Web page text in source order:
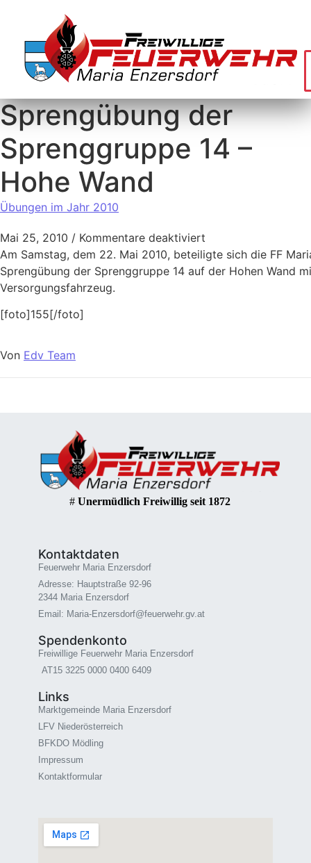
Sprengübung der
Sprenggruppe 14 –
Hohe Wand
Übungen im Jahr 2010
Mai 25, 2010 / Kommentare deaktiviert
Am Samstag, dem 22. Mai 2010, beteiligte sich die FF
Sprengübung der Sprenggruppe 14 auf der Hohen Wand
Versorgungsfahrzeug.
[foto]155[/foto]
Von Edv Team
# Unermüdlich Freiwillig seit 1872
Kontaktdaten
Feuerwehr Maria Enzersdorf
Adresse: Hauptstraße 92-96
2344 Maria Enzersdorf
Email: Maria-Enzersdorf@feuerwehr.gv.at
Spendenkonto
Freiwillige Feuerwehr Maria Enzersdorf
AT15 3225 0000 0400 6409
Links
Marktgemeinde Maria Enzersdorf
LFV Niederösterreich
BFKDO Mödling
Impressum
Kontaktformular